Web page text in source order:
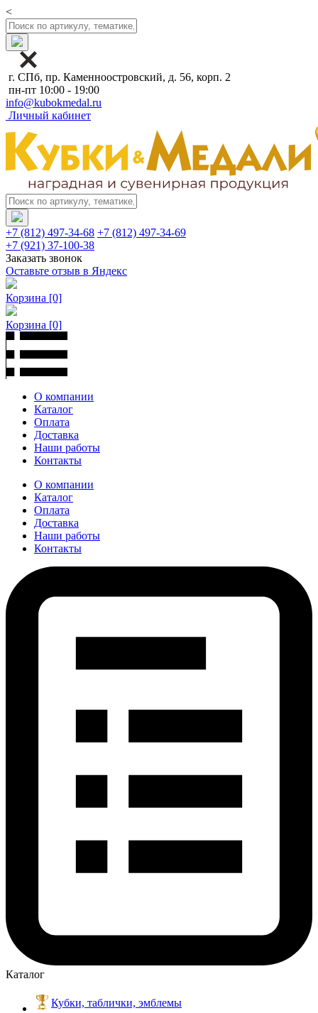
<
г. СПб, пр. Каменноостровский, д. 56, корп. 2
пн-пт 10:00 - 19:00
info@kubokmedal.ru
Личный кабинет
+7 (812) 497-34-68 +7 (812) 497-34-69
+7 (921) 37-100-38
Заказать звонок
Оставьте отзыв в Яндекс
Корзина [0]
Корзина [0]
О компании
Каталог
Оплата
Доставка
Наши работы
Контакты
О компании
Каталог
Оплата
Доставка
Наши работы
Контакты
Каталог
Кубки, таблички, эмблемы